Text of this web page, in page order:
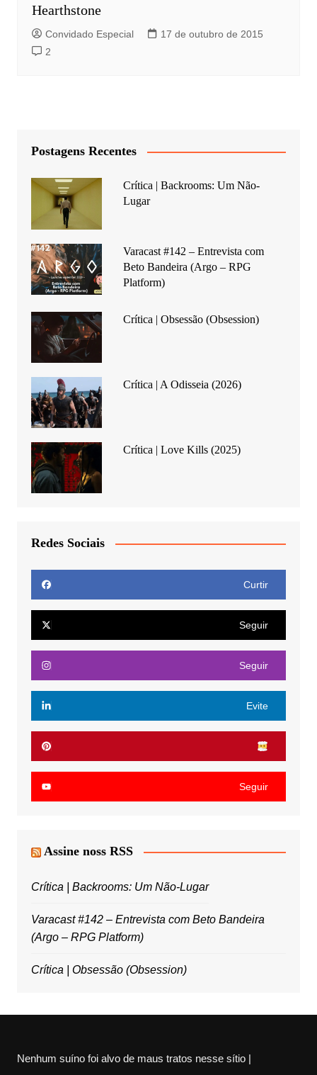
Hearthstone
Convidado Especial
17 de outubro de 2015
2
Postagens Recentes
Crítica | Backrooms: Um Não-
Lugar
Varacast #142 – Entrevista com
Beto Bandeira (Argo – RPG
Platform)
Crítica | Obsessão (Obsession)
Crítica | A Odisseia (2026)
Crítica | Love Kills (2025)
Redes Sociais
Curtir
Seguir
Seguir
Evite
Seguir
Assine noss RSS
Crítica | Backrooms: Um Não-Lugar
Varacast #142 – Entrevista com Beto Bandeira
(Argo – RPG Platform)
Crítica | Obsessão (Obsession)
Nenhum suíno foi alvo de maus tratos nesse sítio |